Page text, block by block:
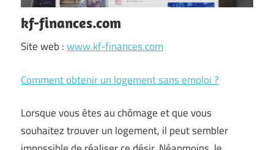
kf-finances.com
Site web :www.kf-finances.com
Comment obtenir un logement sans emploi ?
Lorsque vous êtes au chômage et que vous
souhaitez trouver un logement, il peut sembler